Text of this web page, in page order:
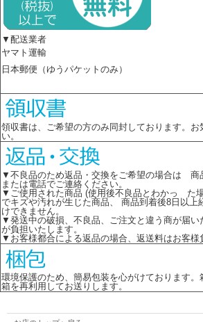
▼配送業者
ヤマト運輸
日本郵便（ゆうパケットのみ）
領収書は、ご希望の方のみ同封しております。お
い。
▼不良品のため返品・交換をご希望の場合は 商
または電話でご連絡ください。
▼ご使用された商品 (使用後不良品とわかっ た
でキズや汚れが生じた商品、 商品到着後8日以上
けできません。
▼発送中の破損、不良品、ご注文と違う商が届い
が負担いたします。
▼お客様都合による返品の場合、返送料はお客様
環境保護のため、簡易包装を心がけております
箱を再利用してお送りします。